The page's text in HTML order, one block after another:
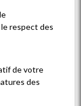
respect des
de votre
des